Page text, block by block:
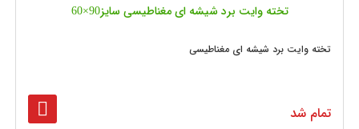
تخته وایت برد شیشه‌ ای مغناطیسی سایز90×60
تخته وایت برد شیشه ای مغناطیسی
تمام شد